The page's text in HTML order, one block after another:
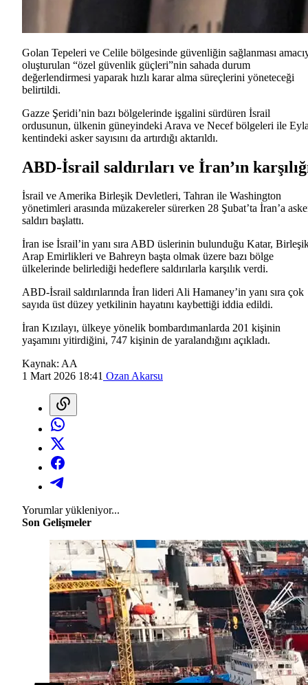
Golan Tepeleri ve Celile bölgesinde güvenliğin sağlanması
oluşturulan “özel güvenlik güçleri”nin sahada durum
değerlendirmesi yaparak hızlı karar alma süreçlerini yöneteceği
belirtildi.
Gazze Şeridi’nin bazı bölgelerinde işgalini sürdüren İsrail
ordusunun, ülkenin güneyindeki Arava ve Necef bölgeleri ile
kentindeki asker sayısını da artırdığı aktarıldı.
ABD-İsrail saldırıları ve İran’ın
İsrail veAmerika Birleşik Devletleri, Tahran ile Washington
yönetimleri arasında müzakereler sürerken 28 Şubat’ta İran’a
saldırı başlattı.
İran ise İsrail’in yanı sıra ABD üslerinin bulunduğu Katar,
Arap Emirlikleri ve Bahreyn başta olmak üzere bazı bölge
ülkelerinde belirlediği hedeflere saldırılarla karşılık verdi.
ABD-İsrail saldırılarında İran lideriAli Hamaney’in yanı sıra çok
sayıda üst düzey yetkilinin hayatını kaybettiği iddia edildi.
İran Kızılayı, ülkeye yönelik bombardımanlarda 201 kişinin
yaşamını yitirdiğini, 747 kişinin de yaralandığını açıkladı.
Kaynak: AA
1 Mart 2026 18:41 Ozan Akarsu
Yorumlar yükleniyor...
Son Gelişmeler